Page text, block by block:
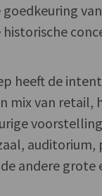
goedkeuring
heeft de
mix van retail,
andere